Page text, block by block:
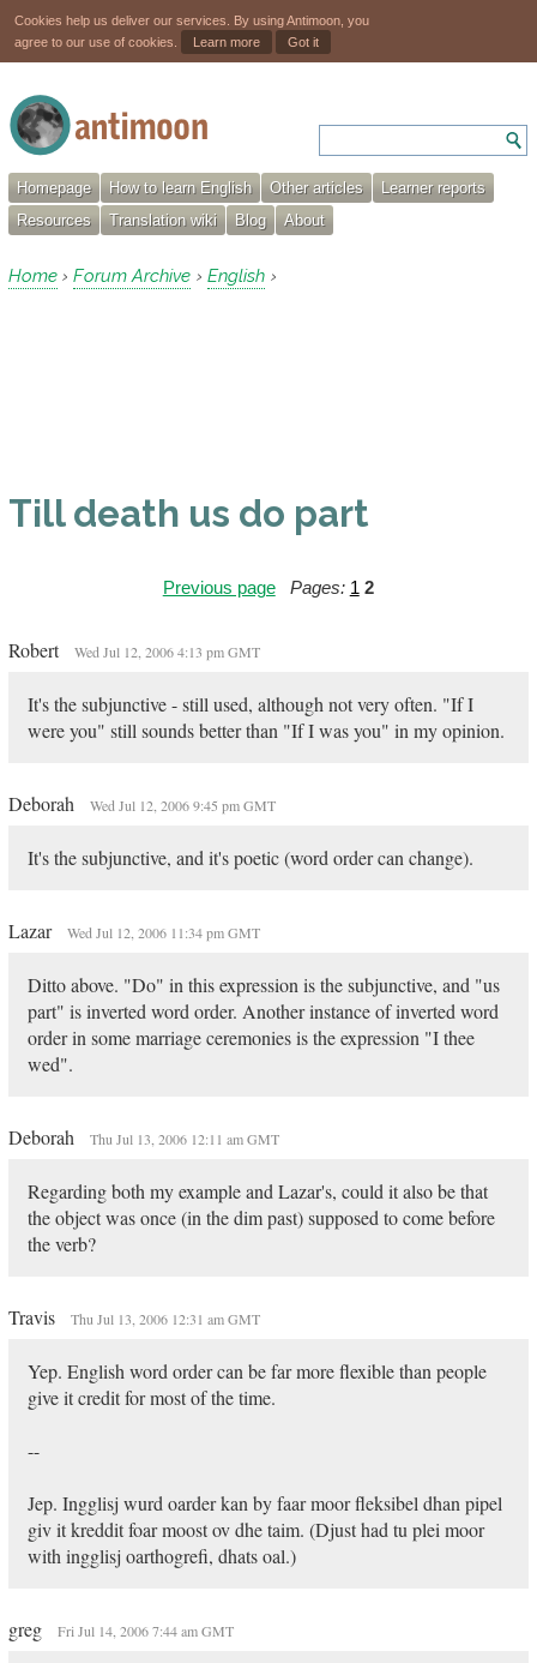
Cookies help us deliver our services. By using Antimoon, you
agree to our use of cookies.
Learn more Got it
Homepage How to learn English Other articles
Learner reports
Resources
Translation wiki Blog About
Home › Forum Archive › English ›
Till death us do part
Previous page Pages: 1 2
Robert Wed Jul 12, 2006 4:13 pm GMT
It's the subjunctive - still used, although not very often. "If I
were you" still sounds better than "If I was you" in my opinion.
Deborah Wed Jul 12, 2006 9:45 pm GMT
It's the subjunctive, and it's poetic (word order can change).
Lazar Wed Jul 12, 2006 11:34 pm GMT
Ditto above. "Do" in this expression is the subjunctive, and "us
part" is inverted word order. Another instance of inverted word
order in some marriage ceremonies is the expression "I thee
wed".
Deborah Thu Jul 13, 2006 12:11 am GMT
Regarding both my example and Lazar's, could it also be that
the object was once (in the dim past) supposed to come before
the verb?
Travis Thu Jul 13, 2006 12:31 am GMT
Yep. English word order can be far more flexible than people
give it credit for most of the time.
--
Jep. Ingglisj wurd oarder kan by faar moor fleksibel dhan pipel
giv it kreddit foar moost ov dhe taim. (Djust had tu plei moor
with ingglisj oarthogrefi, dhats oal.)
greg Fri Jul 14, 2006 7:44 am GMT